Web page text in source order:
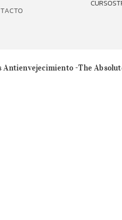
CURSOS
Antienvejecimiento -The